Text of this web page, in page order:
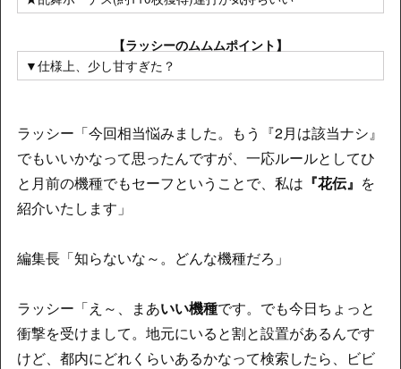
【ラッシーのムムムポイント】
▼仕様上、少し甘すぎた？
ラッシー「今回相当悩みました。もう『2月は該当ナシ』
でもいいかなって思ったんですが、一応ルールとしてひ
と月前の機種でもセーフということで、私は 『花伝』 を
紹介いたします」
編集長「知らないな～。どんな機種だろ」
ラッシー「え～、まあいい機種です。でも今日ちょっと
衝撃を受けまして。地元にいると割と設置があるんです
けど、都内にどれくらいあるかなって検索したら、ビビ